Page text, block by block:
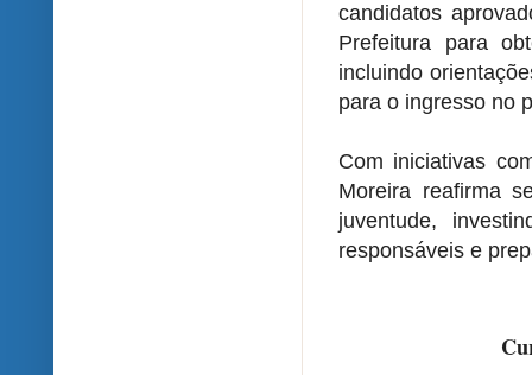
candidatos
Prefeitura para
incluindo
para o ingresso no
Com iniciativas
Moreira reafirma
juventude,
responsáveis e